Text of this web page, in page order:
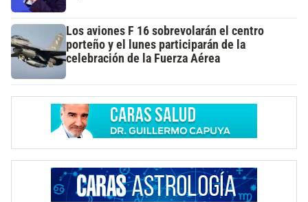
Los aviones F 16 sobrevolarán el centro
porteño y el lunes participarán de la
celebración de la Fuerza Aérea